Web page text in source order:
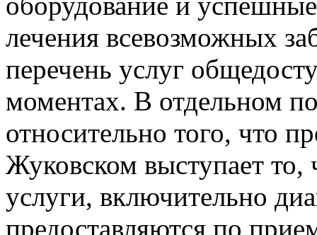
лечения всевозможных
перечень услуг
моментах. В отдельном
относительно того, что
Жуковском выступает то,
услуги, включительно
предоставляются по